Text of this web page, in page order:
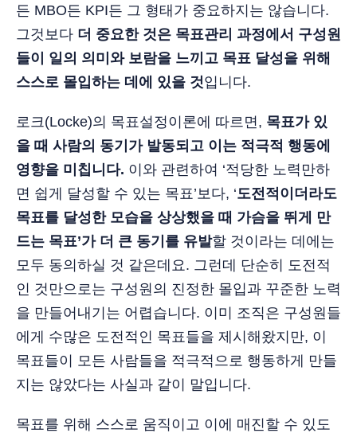
든 MBO든 KPI든 그 형태가 중요하지는 않습니다.
그것보다 더 중요한 것은 목표관리 과정에서 구성원
들이 일의 의미와 보람을 느끼고 목표 달성을 위해
스스로 몰입하는 데에 있을 것입니다.
로크(Locke)의 목표설정이론에 따르면, 목표가 있
을 때 사람의 동기가 발동되고 이는 적극적 행동에
영향을 미칩니다. 이와 관련하여 ‘적당한 노력만하
면 쉽게 달성할 수 있는 목표’보다, ‘도전적이더라도
목표를 달성한 모습을 상상했을 때 가슴을 뛰게 만
드는 목표’가 더 큰 동기를 유발할 것이라는 데에는
모두 동의하실 것 같은데요. 그런데 단순히 도전적
인 것만으로는 구성원의 진정한 몰입과 꾸준한 노력
을 만들어내기는 어렵습니다. 이미 조직은 구성원들
에게 수많은 도전적인 목표들을 제시해왔지만, 이
목표들이 모든 사람들을 적극적으로 행동하게 만들
지는 않았다는 사실과 같이 말입니다.
목표를 위해 스스로 움직이고 이에 매진할 수 있도